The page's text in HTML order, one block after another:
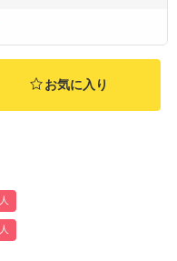
お気に入り